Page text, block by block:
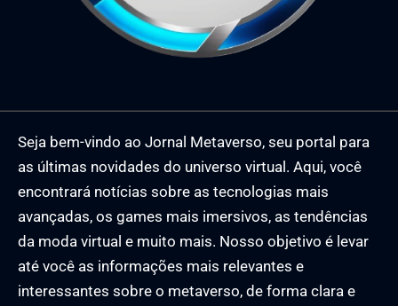
Seja bem-vindo ao Jornal Metaverso, seu portal para
as últimas novidades do universo virtual. Aqui, você
encontrará notícias sobre as tecnologias mais
avançadas, os games mais imersivos, as tendências
da moda virtual e muito mais. Nosso objetivo é levar
até você as informações mais relevantes e
interessantes sobre o metaverso, de forma clara e